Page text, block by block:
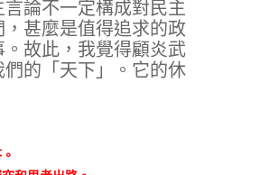
論不一定構成對民主
甚麼是值得追求的政
故此，我覺得顧炎武
的「天下」。它的休